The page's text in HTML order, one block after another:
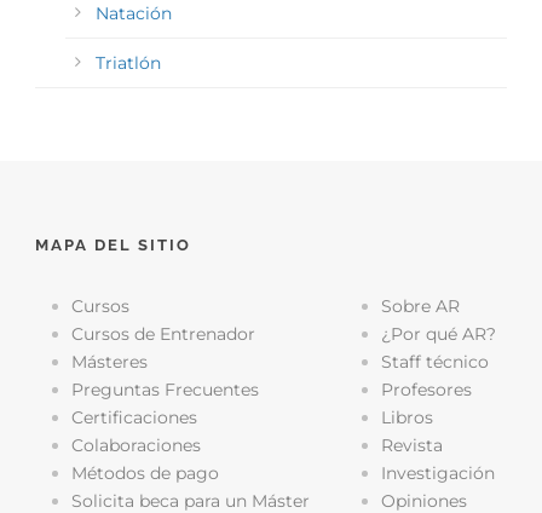
Natación
Triatlón
MAPA DEL SITIO
Cursos
Cursos de Entrenador
Másteres
Preguntas Frecuentes
Certificaciones
Colaboraciones
Métodos de pago
Solicita beca para un Máster
Sobre AR
¿Por qué AR?
Staff técnico
Profesores
Libros
Revista
Investigación
Opiniones